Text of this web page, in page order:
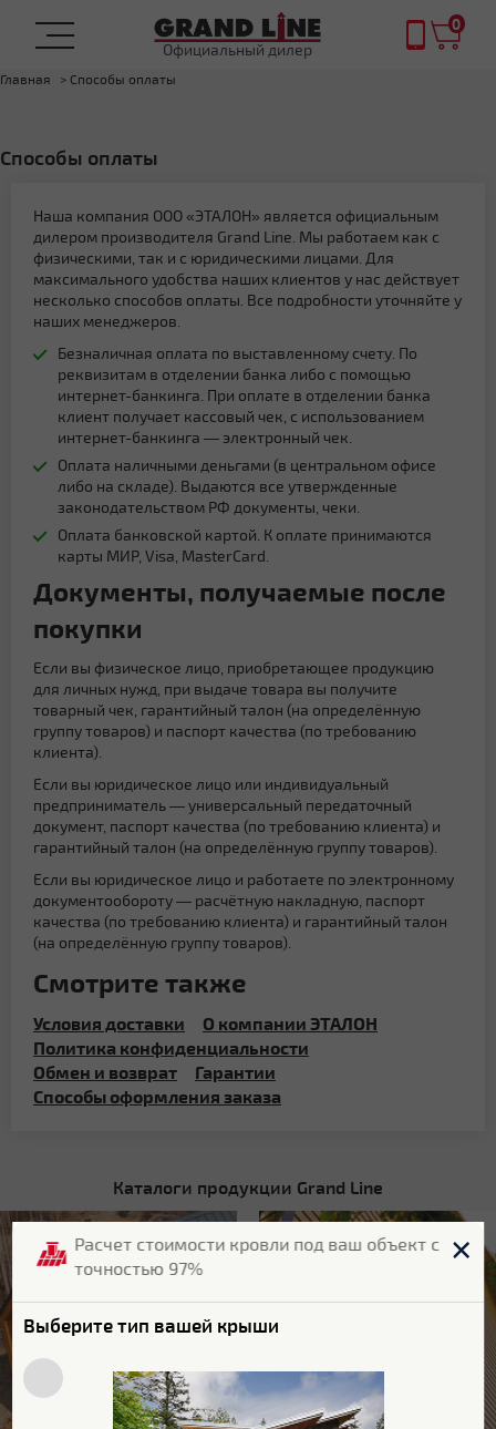
Официальный дилер
0
Главная Способы оплаты
Способы оплаты
Наша компания ООО «ЭТАЛОН» является официальным
дилером производителя Grand Line. Мы работаем как с
физическими, так и с юридическими лицами. Для
максимального удобства наших клиентов у нас действует
несколько способов оплаты. Все подробности уточняйте у
наших менеджеров.
Безналичная оплата по выставленному счету. По
реквизитам в отделении банка либо с помощью
интернет-банкинга. При оплате в отделении банка
клиент получает кассовый чек, с использованием
интернет-банкинга — электронный чек.
Оплата наличными деньгами (в центральном офисе
либо на складе). Выдаются все утвержденные
законодательством РФ документы, чеки.
Оплата банковской картой. К оплате принимаются
карты МИР, Visa, MasterCard.
Документы, получаемые после
покупки
Если вы физическое лицо, приобретающее продукцию
для личных нужд, при выдаче товара вы получите
товарный чек, гарантийный талон (на определённую
группу товаров) и паспорт качества (по требованию
клиента).
Если вы юридическое лицо или индивидуальный
предприниматель — универсальный передаточный
документ, паспорт качества (по требованию клиента) и
гарантийный талон (на определённую группу товаров).
Если вы юридическое лицо и работаете по электронному
документообороту — расчётную накладную, паспорт
качества (по требованию клиента) и гарантийный талон
(на определённую группу товаров).
Смотрите также
Условия доставки
О компании ЭТАЛОН
Политика конфиденциальности
Обмен и возврат
Гарантии
Способы оформления заказа
Каталоги продукции Grand Line
Расчет стоимости кровли под ваш объект с
точностью 97%
Выберите тип вашей крыши